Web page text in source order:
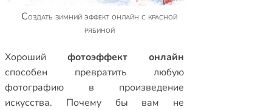
Создать зимний эффект онлайн с красной
рябиной
Xорошийфотоэффект онлайн
способен превратить любую
фотографию в произведение
искусства. Почему бы вам не